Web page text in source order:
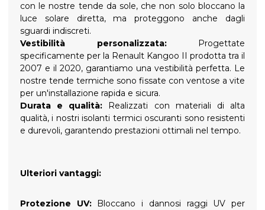
con le nostre tende da sole, che non solo bloccano la
luce solare diretta, ma proteggono anche dagli
sguardi indiscreti.
Vestibilità personalizzata:Progettate
specificamente per la Renault Kangoo II prodotta tra il
2007 e il 2020, garantiamo una vestibilità perfetta. Le
nostre tende termiche sono fissate con ventose a vite
per un'installazione rapida e sicura.
Durata e qualità: Realizzati con materiali di alta
qualità, i nostri isolanti termici oscuranti sono resistenti
e durevoli, garantendo prestazioni ottimali nel tempo.
Ulteriori vantaggi:
Protezione UV:Bloccano i dannosi raggi UV per